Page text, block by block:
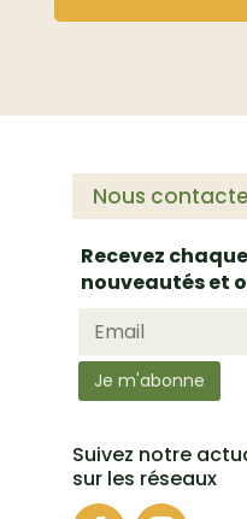
Nous
Recevez
nouveautés et
Suivez notre
sur les réseaux